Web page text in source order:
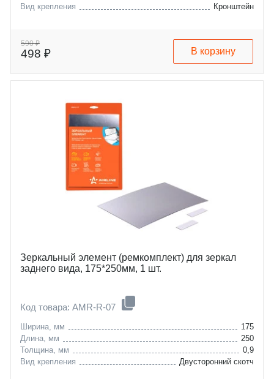
Вид крепления
Кронштейн
590 ₽
498 ₽ В корзину
Зеркальный элемент (ремкомплект) для зеркал
заднего вида, 175*250мм, 1 шт.
Код товара: AMR-R-07
Ширина, мм
175
Длина, мм
250
Толщина, мм
0,9
Вид крепления
Двусторонний скотч